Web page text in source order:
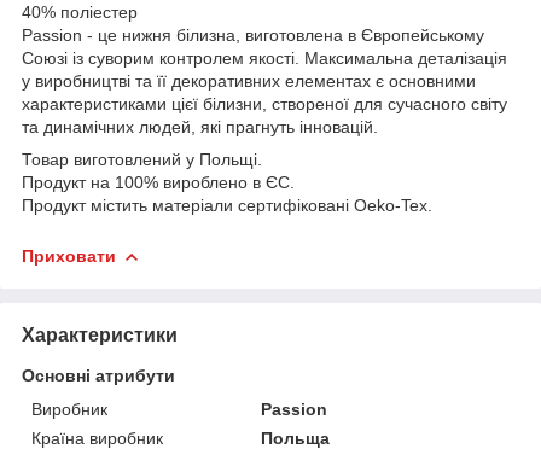
40% поліестер
Passion - це нижня білизна, виготовлена в Європейському
Союзі із суворим контролем якості. Максимальна деталізація
у виробництві та її декоративних елементах є основними
характеристиками цієї білизни, створеної для сучасного світу
та динамічних людей, які прагнуть інновацій.
Товар виготовлений у Польщі.
Продукт на 100% вироблено в ЄС.
Продукт містить матеріали сертифіковані Oeko-Tex.
Приховати
Характеристики
Основні атрибути
Виробник
Passion
Країна виробник
Польща